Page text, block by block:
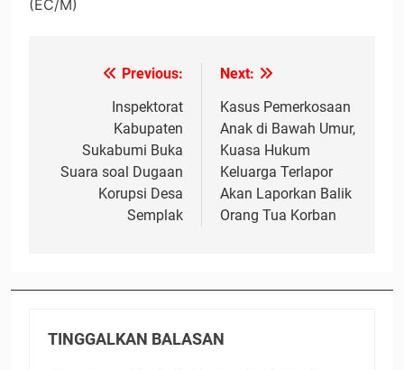
(EC/M)
NavigasiPrevious:
Inspektorat
Kabupaten
Sukabumi Buka
Suara soal Dugaan
Korupsi Desa
Semplak
Next:
Kasus Pemerkosaan
Anak di Bawah Umur,
Kuasa Hukum
Keluarga Terlapor
Akan Laporkan Balik
Orang Tua Korban
TINGGALKAN BALASAN